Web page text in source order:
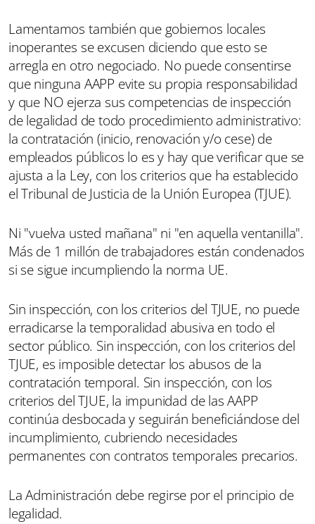
Lamentamos también que gobiernos locales
inoperantes se excusen diciendo que esto se
arregla en otro negociado. No puede consentirse
que ninguna AAPP evite su propia responsabilidad
y que NO ejerza sus competencias de inspección
de legalidad de todo procedimiento administrativo:
la contratación (inicio, renovación y/o cese) de
empleados públicos lo es y hay que verificar que se
ajusta a la Ley, con los criterios que ha establecido
el Tribunal de Justicia de la Unión Europea (TJUE).
Ni "vuelva usted mañana" ni "en aquella ventanilla".
Más de 1 millón de trabajadores están condenados
si se sigue incumpliendo la norma UE.
Sin inspección, con los criterios del TJUE, no puede
erradicarse la temporalidad abusiva en todo el
sector público. Sin inspección, con los criterios del
TJUE, es imposible detectar los abusos de la
contratación temporal. Sin inspección, con los
criterios del TJUE, la impunidad de las AAPP
continúa desbocada y seguirán beneficiándose del
incumplimiento, cubriendo necesidades
permanentes con contratos temporales precarios.
La Administración debe regirse por el principio de
legalidad.